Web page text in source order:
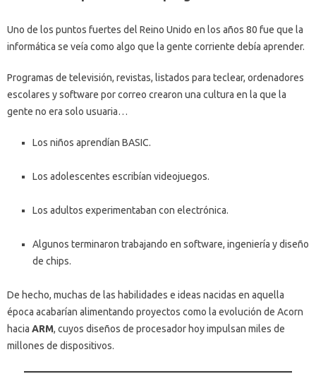
Uno de los puntos fuertes del Reino Unido en los años 80 fue que la
informática se veía como algo que la gente corriente debía aprender.
Programas de televisión, revistas, listados para teclear, ordenadores
escolares y software por correo crearon una cultura en la que la
gente no era solo usuaria…
Los niños aprendían BASIC.
Los adolescentes escribían videojuegos.
Los adultos experimentaban con electrónica.
Algunos terminaron trabajando en software, ingeniería y diseño
de chips.
De hecho, muchas de las habilidades e ideas nacidas en aquella
época acabarían alimentando proyectos como la evolución de Acorn
hacia ARM, cuyos diseños de procesador hoy impulsan miles de
millones de dispositivos.